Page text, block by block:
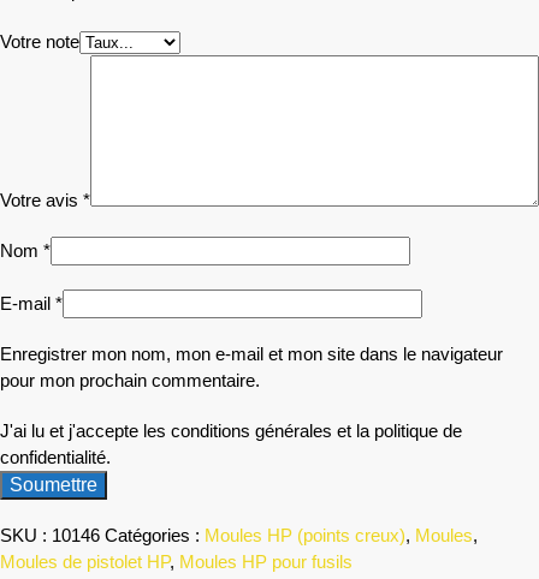
Votre note
Votre avis *
Nom *
E-mail *
Enregistrer mon nom, mon e-mail et mon site dans le navigateur
pour mon prochain commentaire.
J'ai lu et j'accepte les conditions générales et la politique de
confidentialité.
SKU : 10146 Catégories : Moules HP (points creux), Moules,
Moules de pistolet HP, Moules HP pour fusils